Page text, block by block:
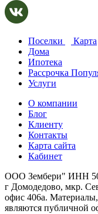
Поселки
Карта
Дома
Ипотека
Рассрочка
Услуги
О компании
Блог
Клиенту
Контакты
Карта сайта
Кабинет
ООО Зембери" ИНН
г Домодедово, мкр.
офис 406а.
являются публичной